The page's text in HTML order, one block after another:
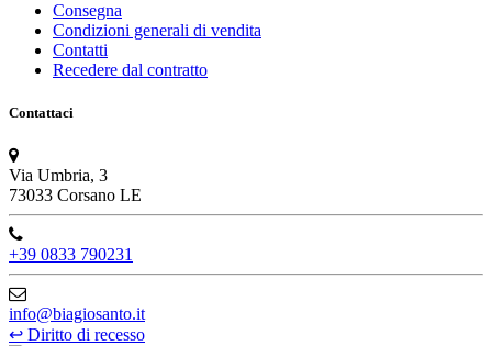
Consegna
Condizioni generali di vendita
Contatti
Recedere dal contratto
Contattaci
Via Umbria, 3
73033 Corsano LE
+39 0833 790231
info@biagiosanto.it
↩ Diritto di recesso